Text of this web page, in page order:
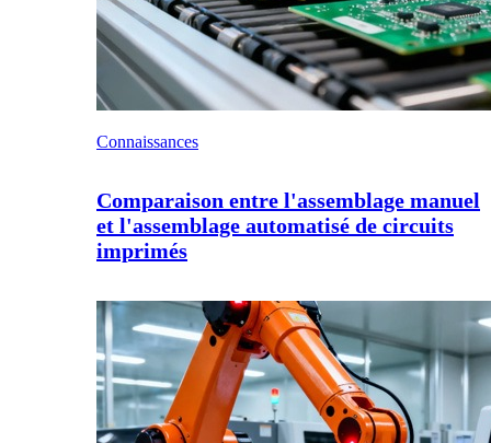
Connaissances
Comparaison entre l'assemblage manuel
et l'assemblage automatisé de circuits
imprimés